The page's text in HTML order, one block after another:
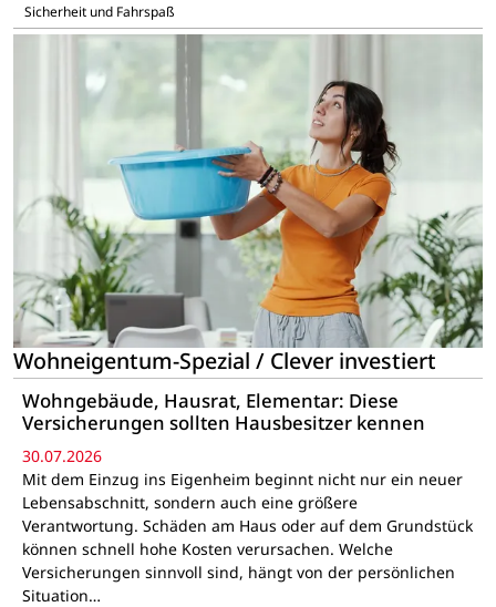
Sicherheit und Fahrspaß
Wohneigentum-Spezial / Clever investiert
Wohngebäude, Hausrat, Elementar: Diese
Versicherungen sollten Hausbesitzer kennen
30.07.2026
Mit dem Einzug ins Eigenheim beginnt nicht nur ein neuer
Lebensabschnitt, sondern auch eine größere
Verantwortung. Schäden am Haus oder auf dem Grundstück
können schnell hohe Kosten verursachen. Welche
Versicherungen sinnvoll sind, hängt von der persönlichen
Situation…